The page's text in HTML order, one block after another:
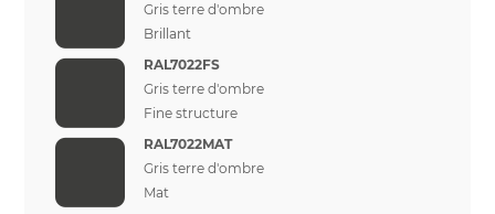
Gris terre d'ombre
Brillant
RAL7022FS
Gris terre d'ombre
Fine structure
RAL7022MAT
Gris terre d'ombre
Mat